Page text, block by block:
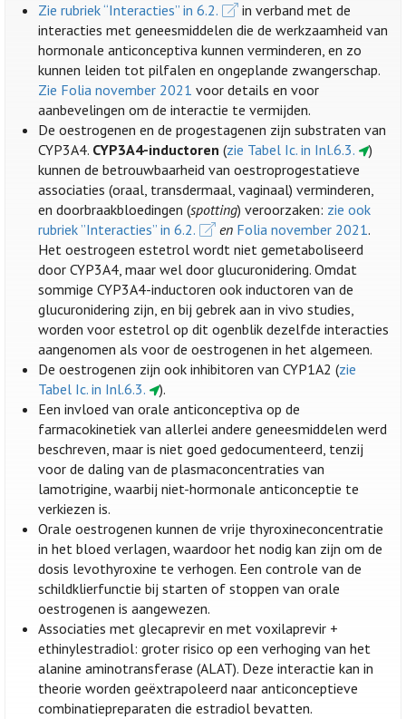
Zie rubriek “Interacties” in 6.2.
in verband met de
interacties met geneesmiddelen die de werkzaamheid van
hormonale anticonceptiva kunnen verminderen, en zo
kunnen leiden tot pilfalen en ongeplande zwangerschap.
Zie Folia november 2021 voor details en voor
aanbevelingen om de interactie te vermijden.
De oestrogenen en de progestagenen zijn substraten van
CYP3A4. CYP3A4-inductoren (zie Tabel Ic. in Inl.6.3.
)
kunnen de betrouwbaarheid van oestroprogestatieve
associaties (oraal, transdermaal, vaginaal) verminderen,
en doorbraakbloedingen (spotting) veroorzaken: zie ook
rubriek ”Interacties” in 6.2.
en Folia november 2021.
Het oestrogeen estetrol wordt niet gemetaboliseerd
door CYP3A4, maar wel door glucuronidering. Omdat
sommige CYP3A4-inductoren ook inductoren van de
glucuronidering zijn, en bij gebrek aan in vivo studies,
worden voor estetrol op dit ogenblik dezelfde interacties
aangenomen als voor de oestrogenen in het algemeen.
De oestrogenen zijn ook inhibitoren van CYP1A2 (zie
Tabel Ic. in Inl.6.3.
).
Een invloed van orale anticonceptiva op de
farmacokinetiek van allerlei andere geneesmiddelen werd
beschreven, maar is niet goed gedocumenteerd, tenzij
voor de daling van de plasmaconcentraties van
lamotrigine, waarbij niet-hormonale anticonceptie te
verkiezen is.
Orale oestrogenen kunnen de vrije thyroxineconcentratie
in het bloed verlagen, waardoor het nodig kan zijn om de
dosis levothyroxine te verhogen. Een controle van de
schildklierfunctie bij starten of stoppen van orale
oestrogenen is aangewezen.
Associaties met glecaprevir en met voxilaprevir +
ethinylestradiol: groter risico op een verhoging van het
alanine aminotransferase (ALAT). Deze interactie kan in
theorie worden geëxtrapoleerd naar anticonceptieve
combinatiepreparaten die estradiol bevatten.